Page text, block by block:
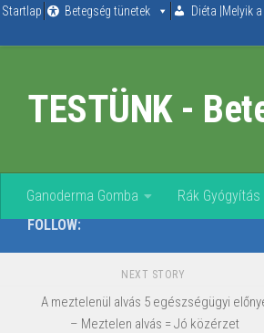
Skip to content
Startlap Betegség tünetek Diéta |Melyik
TESTÜNK -
Ganoderma Gomba Rák Gyógyítás
FOLLOW:
NEXT STORY
A meztelenül alvás 5 egészségügyi
– Meztelen alvás = Jó közérzet